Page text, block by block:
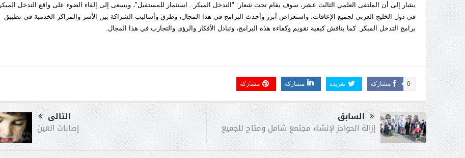
يشار إلى أن الملتقى العلمي الثالث عشر، سوف يقام تحت شعار: "التدخل المبكر.. استثمار للمستقبل"، ويسعى إلى إلقاء الضوء على واقع التدخل المبكر
في دول الخليج العربي لجميع الإعاقات، واستعراض أبرز وأحدث البرامج في هذا المجال، وطرق وأساليب الشراكة بين الأسر والمراكز الخدمية في تطبيق
برامج التدخل المبكر. كما يناقش كيفية تقويم وكفاءة هذه البرامج، وتبادل الأفكار والرؤى والتجارب في هذا المجال.
مشاركة 0 تغريدة مشاركة مشاركة
السابق
إزالة الحواجز لإنشاء مجتمع شامل ومتاح للجميع
التالى
إصابات العين